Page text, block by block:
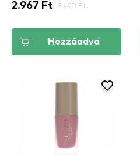
2.967 Ft 3.490 Ft
Hozzáadva